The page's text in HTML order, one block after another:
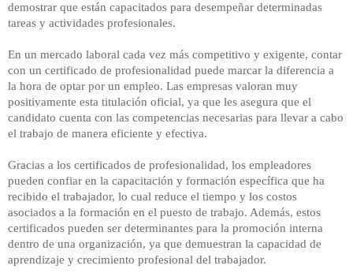
demostrar que están capacitados para desempeñar determinadas
tareas y actividades profesionales.
En un mercado laboral cada vez más competitivo y exigente, contar
con un certificado de profesionalidad puede marcar la diferencia a
la hora de optar por un empleo. Las empresas valoran muy
positivamente esta titulación oficial, ya que les asegura que el
candidato cuenta con las competencias necesarias para llevar a cabo
el trabajo de manera eficiente y efectiva.
Gracias a los certificados de profesionalidad, los empleadores
pueden confiar en la capacitación y formación específica que ha
recibido el trabajador, lo cual reduce el tiempo y los costos
asociados a la formación en el puesto de trabajo. Además, estos
certificados pueden ser determinantes para la promoción interna
dentro de una organización, ya que demuestran la capacidad de
aprendizaje y crecimiento profesional del trabajador.